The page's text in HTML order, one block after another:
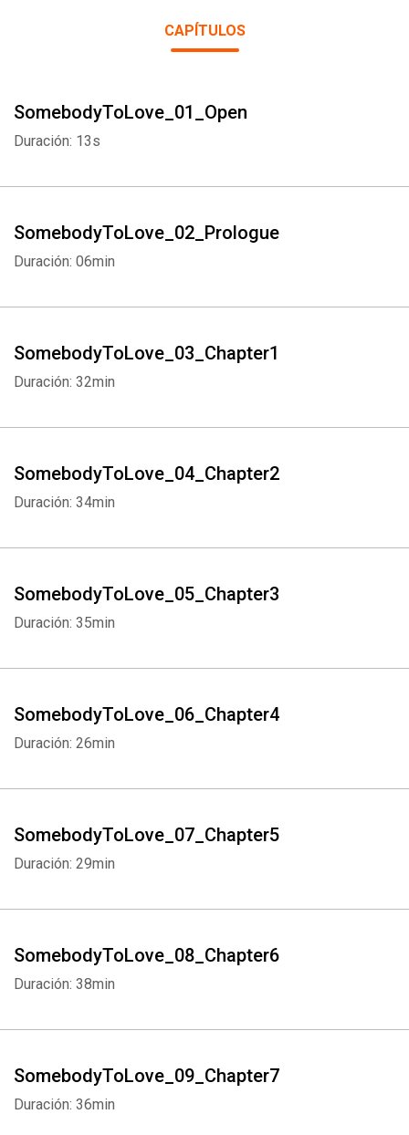
CAPÍTULOS
SomebodyToLove_01_Open
Duración: 13s
SomebodyToLove_02_Prologue
Duración: 06min
SomebodyToLove_03_Chapter1
Duración: 32min
SomebodyToLove_04_Chapter2
Duración: 34min
SomebodyToLove_05_Chapter3
Duración: 35min
SomebodyToLove_06_Chapter4
Duración: 26min
SomebodyToLove_07_Chapter5
Duración: 29min
SomebodyToLove_08_Chapter6
Duración: 38min
SomebodyToLove_09_Chapter7
Duración: 36min